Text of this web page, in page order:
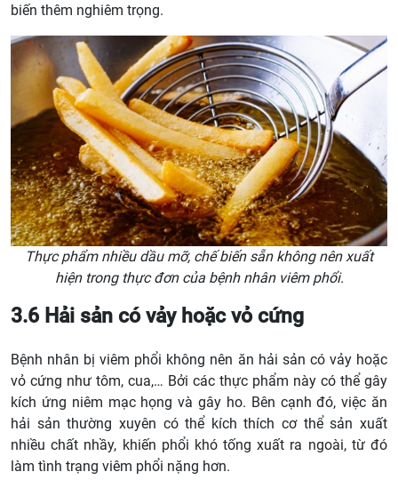
biến thêm nghiêm trọng.
Thực phẩm nhiều dầu mỡ, chế biến sẵn không nên xuất
hiện trong thực đơn của bệnh nhân viêm phổi.
3.6 Hải sản có vảy hoặc vỏ cứng
Bệnh nhân bị viêm phổi không nên ăn hải sản có vảy hoặc
vỏ cứng như tôm, cua,… Bởi các thực phẩm này có thể gây
kích ứng niêm mạc họng và gây ho. Bên cạnh đó, việc ăn
hải sản thường xuyên có thể kích thích cơ thể sản xuất
nhiều chất nhầy, khiến phổi khó tống xuất ra ngoài, từ đó
làm tình trạng viêm phổi nặng hơn.